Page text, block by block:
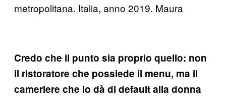
metropolitana. Italia, anno 2019. Maura
Credo che il punto sia proprio quello: non
il ristoratore che possiede il menu, ma il
cameriere che lo dà di default alla donna